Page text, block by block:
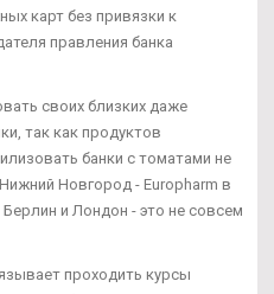
карт без привязки к
правления банка
своих близких даже
так как продуктов
банки с томатами не
Новгород - Europharm в
и Лондон - это не совсем
проходить курсы